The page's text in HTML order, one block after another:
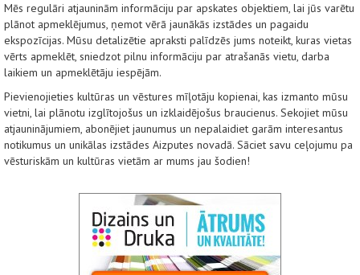
Mēs regulāri atjauninām informāciju par apskates objektiem, lai jūs varētu
plānot apmeklējumus, ņemot vērā jaunākās izstādes un pagaidu
ekspozīcijas. Mūsu detalizētie apraksti palīdzēs jums noteikt, kuras vietas
vērts apmeklēt, sniedzot pilnu informāciju par atrašanās vietu, darba
laikiem un apmeklētāju iespējām.
Pievienojieties kultūras un vēstures mīļotāju kopienai, kas izmanto mūsu
vietni, lai plānotu izglītojošus un izklaidējošus braucienus. Sekojiet mūsu
atjauninājumiem, abonējiet jaunumus un nepalaidiet garām interesantus
notikumus un unikālas izstādes Aizputes novadā. Sāciet savu ceļojumu pa
vēsturiskām un kultūras vietām ar mums jau šodien!